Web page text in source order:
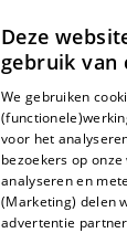
Deze
gebruik van
We gebruiken
voor het
bezoekers op
analyseren en
(Marketing) delen
advertentie